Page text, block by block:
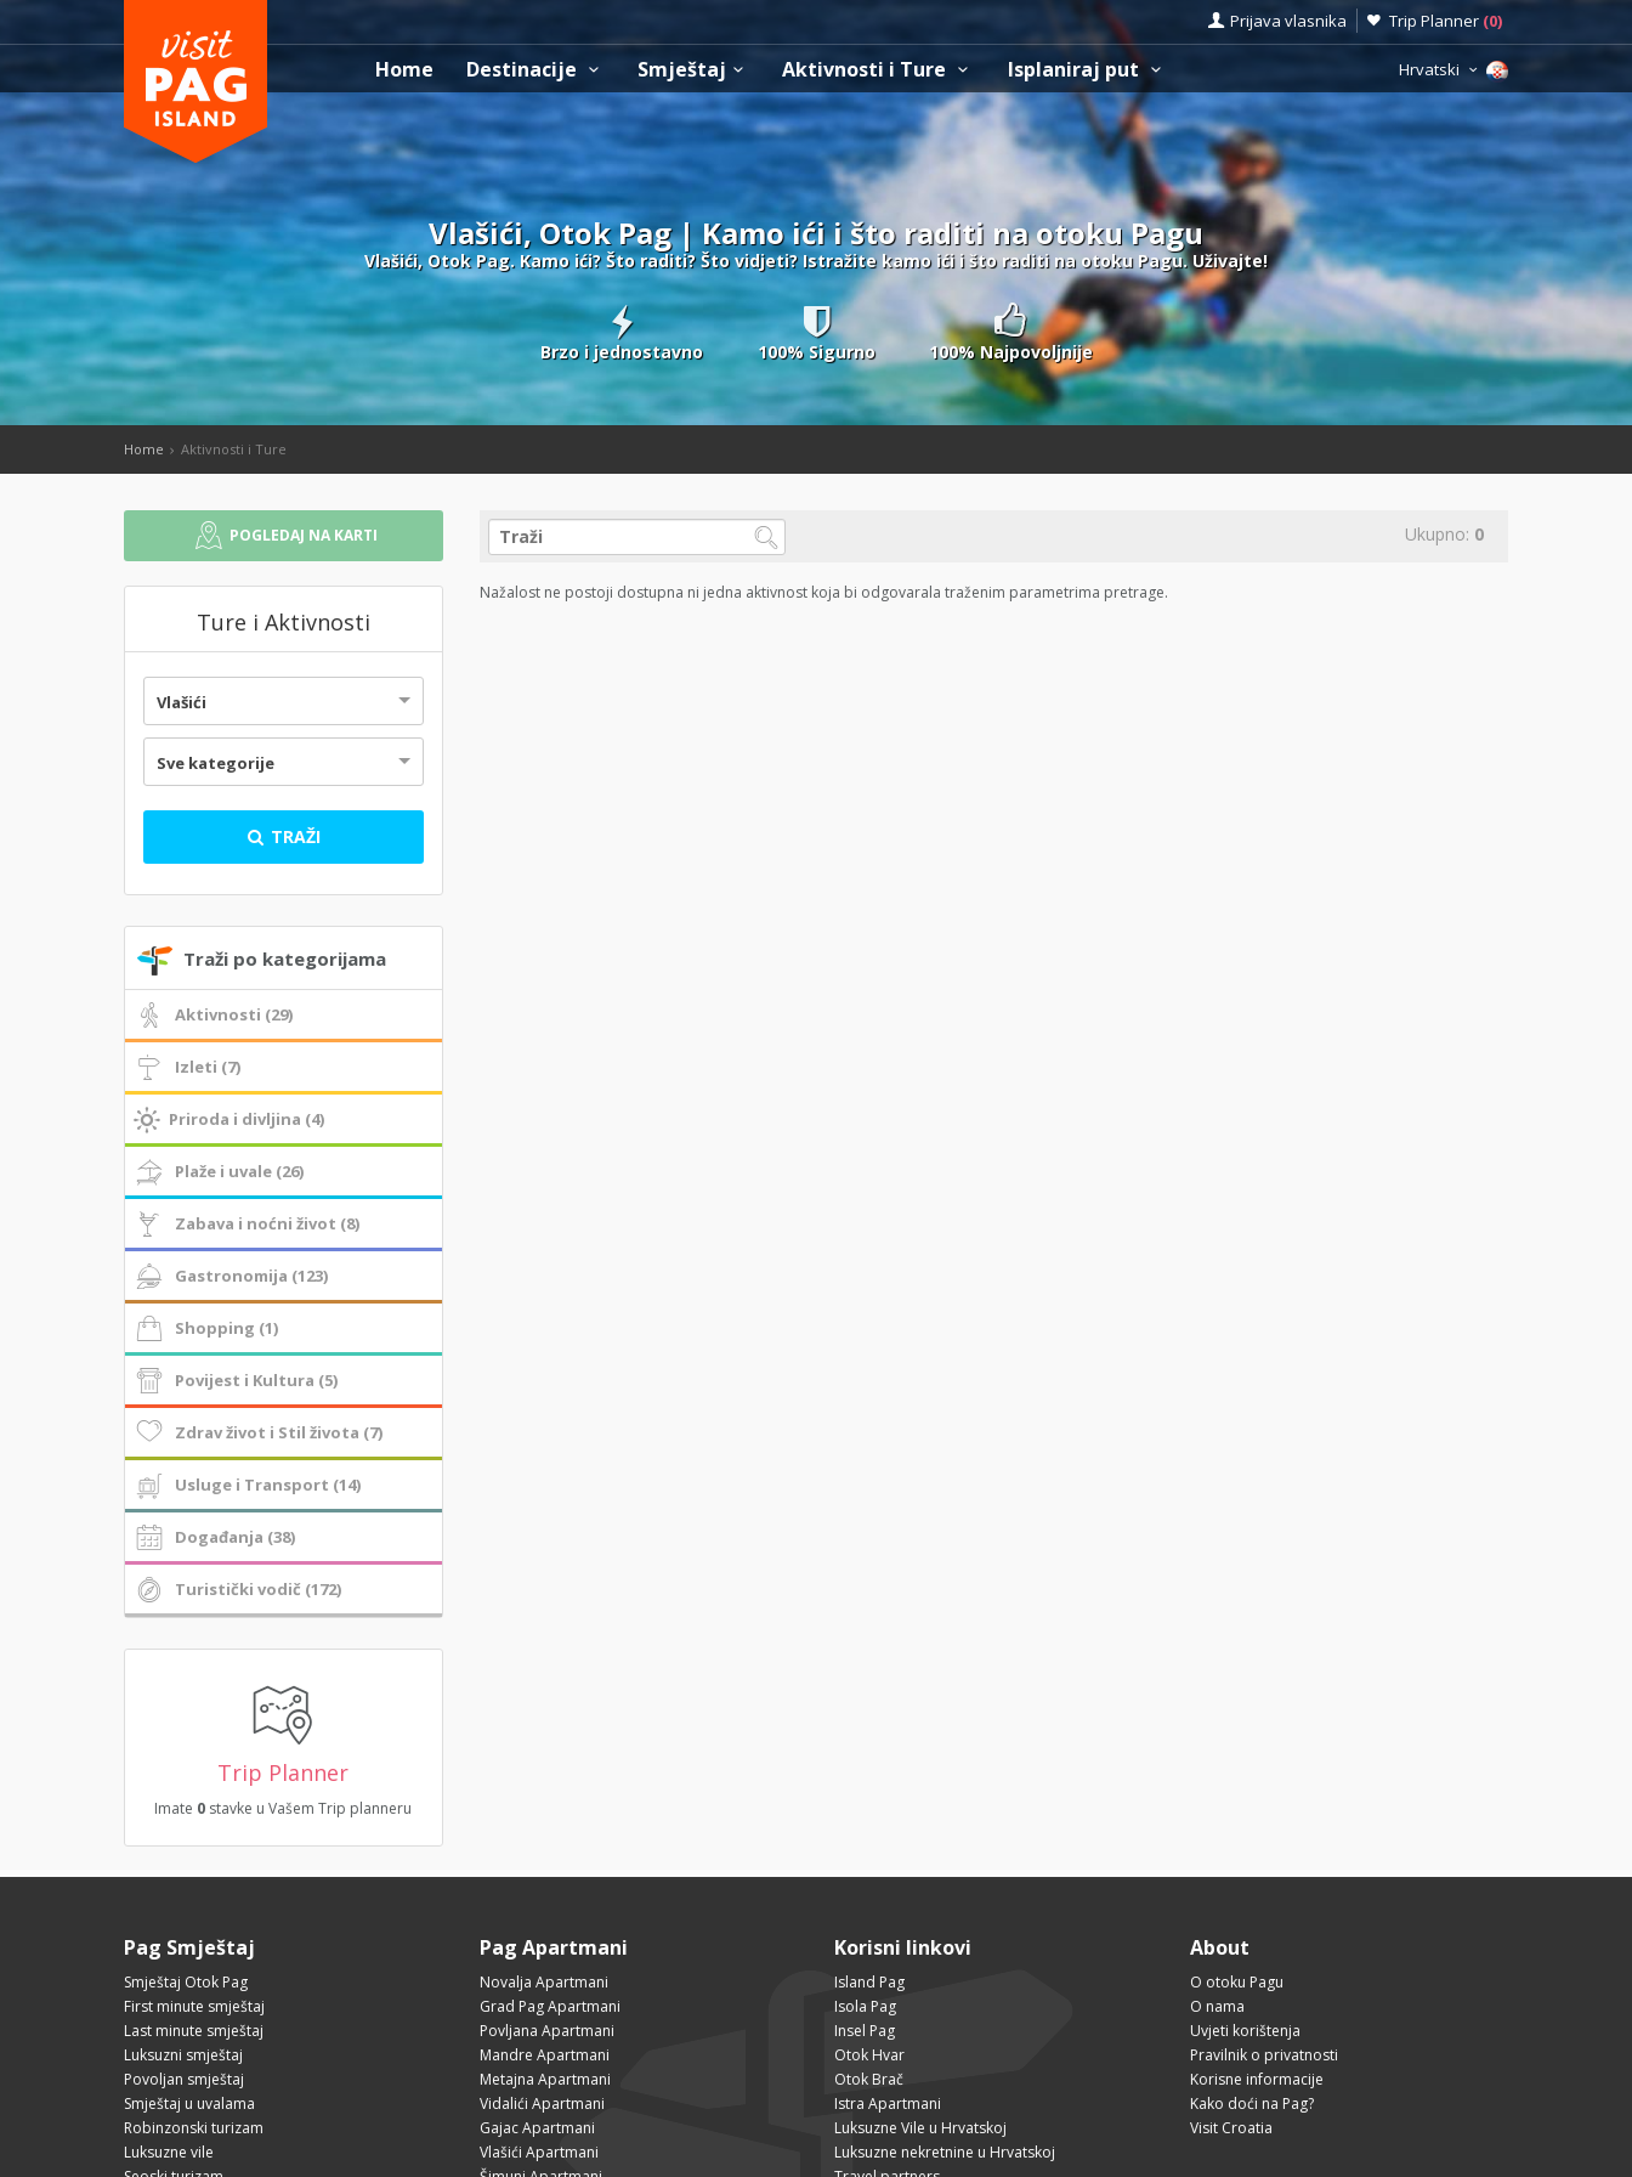
Prijava vlasnika Trip Planner (0)
Home Destinacije Smještaj Aktivnosti i Ture Isplaniraj put Hrvatski
Vlašići, Otok Pag | Kamo ići i što raditi na otoku Pagu
Vlašići, Otok Pag. Kamo ići? Što raditi? Što vidjeti? Istražite kamo ići i što raditi na otoku Pagu. Uživajte!
Brzo i jednostavno 100% Sigurno 100% Najpovoljnije
Home Aktivnosti i Ture
POGLEDAJ NA KARTI
Ture i Aktivnosti
Vlašići
Sve kategorije
TRAŽI
Traži po kategorijama
Aktivnosti (29)
Izleti (7)
Priroda i divljina (4)
Plaže i uvale (26)
Zabava i noćni život (8)
Gastronomija (123)
Shopping (1)
Povijest i Kultura (5)
Zdrav život i Stil života (7)
Usluge i Transport (14)
Događanja (38)
Turistički vodič (172)
Trip Planner
Imate 0 stavke u Vašem Trip planneru
Ukupno: 0
Nažalost ne postoji dostupna ni jedna aktivnost koja bi odgovarala traženim parametrima pretrage.
Pag Smještaj
Smještaj Otok Pag
First minute smještaj
Last minute smještaj
Luksuzni smještaj
Povoljan smještaj
Smještaj u uvalama
Robinzonski turizam
Luksuzne vile
Pag Apartmani
Novalja Apartmani
Grad Pag Apartmani
Povljana Apartmani
Mandre Apartmani
Metajna Apartmani
Vidalići Apartmani
Gajac Apartmani
Vlašići Apartmani
Korisni linkovi
Island Pag
Isola Pag
Insel Pag
Otok Hvar
Otok Brač
Istra Apartmani
Luksuzne Vile u Hrvatskoj
Luksuzne nekretnine u Hrvatskoj
About
O otoku Pagu
O nama
Uvjeti korištenja
Pravilnik o privatnosti
Korisne informacije
Kako doći na Pag?
Visit Croatia